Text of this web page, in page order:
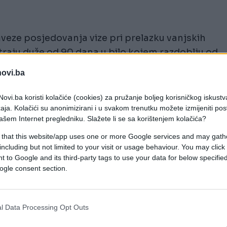
koristi kolačiće (cookies) za pružanje boljeg korisničkog
Kolačići su anonimizirani i u svakom trenutku možete izmijeniti
Internet pregledniku. Slažete li se sa korištenjem kolačića?
that this website/app uses one or more Google services and may
but not limited to your visit or usage behaviour. You may
to Google and its third-party tags to use your data for below
consent section.
Data Processing Opt Outs
posjedovanja vize pri prelazku vanjskih
duže od 90 dana u bilo kojem razdoblju od
uvede vizne zahtjeve za određenu zemlju
- prvo privremeno, dok se čeka istraga i
iz Evropskog parlamenta. Razlozi
porast teških krivičnih djela koje su
broja neuspješnih zahtjeva za azil,
boravka nakon viza.
i to: hibridne prijetnje (kao što je
sheme državljanstva za investitore (ili
nedostatak usklađenosti s viznom